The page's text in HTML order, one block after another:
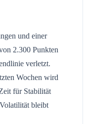
und einer
2.300 Punkten
verletzt.
Wochen wird
für Stabilität
bleibt